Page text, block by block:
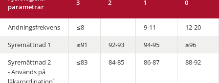
parametrar
3 2 1 0
Andningsfrekvens ≤8 9‑11
12‑20
Syremättnad 1
≤91 92‑93 94‑95
≥96
Syremättnad 2
- Används på
≤83 84‑85 86‑87 88‑92